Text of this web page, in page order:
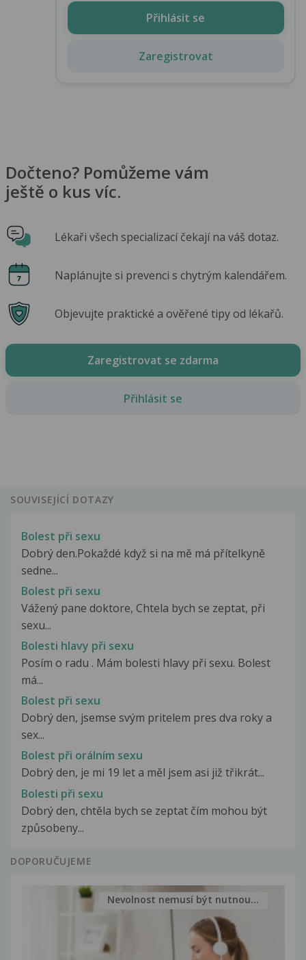
Přihlásit se
Zaregistrovat
Dočteno? Pomůžeme vám
ještě o kus víc.
Lékaři všech specializací čekají na váš dotaz.
Naplánujte si prevenci s chytrým kalendářem.
Objevujte praktické a ověřené tipy od lékařů.
Zaregistrovat se zdarma
Přihlásit se
SOUVISEJÍCÍ DOTAZY
Bolest při sexu
Dobrý den.Pokaždé když si na mě má přítelkyně
sedne...
Bolest při sexu
Vážený pane doktore, Chtela bych se zeptat, při
sexu...
Bolesti hlavy při sexu
Posím o radu . Mám bolesti hlavy při sexu. Bolest
má...
Bolest při sexu
Dobrý den, jsemse svým pritelem pres dva roky a
sex...
Bolest při orálním sexu
Dobrý den, je mi 19 let a měl jsem asi již třikrát...
Bolesti při sexu
Dobrý den, chtěla bych se zeptat čím mohou být
způsobeny...
DOPORUČUJEME
Nevolnost nemusí být nutnou...